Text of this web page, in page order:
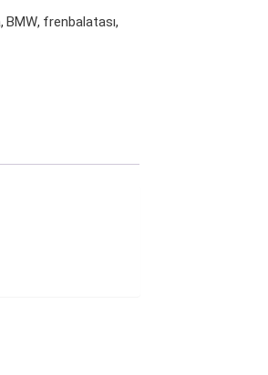
, BMW, frenbalatası,